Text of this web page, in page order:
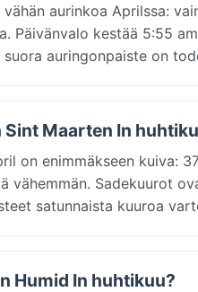
aurinkoa Aprilssa:
Päivänvalo kestää 5:55
auringonpaiste on
Sint Maarten In
on enimmäkseen kuiva:
vähemmän. Sadekuurot
satunnaista kuuroa
Humid In huhtikuu?